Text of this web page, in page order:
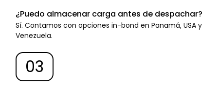
¿Puedo almacenar carga antes de despachar?
Sí. Contamos con opciones in-bond en Panamá, USA y
Venezuela.
03